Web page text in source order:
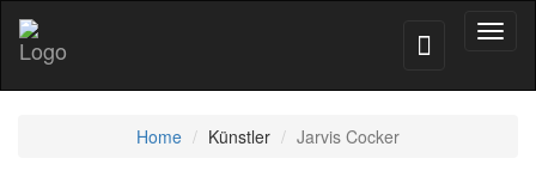
Home Künstler Jarvis Cocker